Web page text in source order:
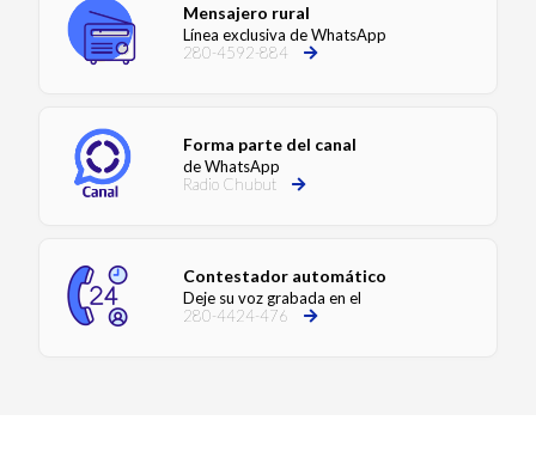
Mensajero rural
Línea exclusiva de WhatsApp
280-4592-884
Forma parte del canal
de WhatsApp
Radio Chubut
Contestador automático
Deje su voz grabada en el
280-4424-476